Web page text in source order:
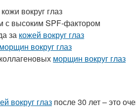
вокруг глаз
с высоким SPF-фактором
за кожей вокруг глаз
морщин вокруг глаз
морщин вокруг глаз
вокруг глаз после 30 лет – это